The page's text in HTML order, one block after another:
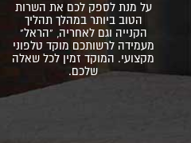
על מנת לספק לכם את השרות
הטוב ביותר במהלך תהליך
הקנייה וגם לאחריה, "הראל"
מעמידה לרשותכם מוקד טלפוני
מקצועי. המוקד זמין לכל שאלה
שלכם.